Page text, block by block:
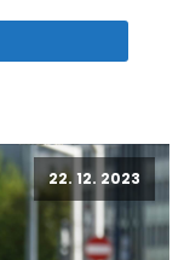
22. 12. 2023